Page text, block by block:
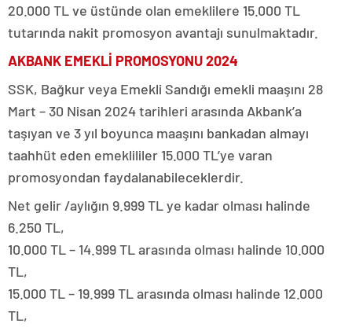
20.000 TL ve üstünde olan emeklilere 15.000 TL
tutarında nakit promosyon avantajı sunulmaktadır.
AKBANK EMEKLİ PROMOSYONU 2024
SSK, Bağkur veya Emekli Sandığı emekli maaşını 28
Mart – 30 Nisan 2024 tarihleri arasında Akbank’a
taşıyan ve 3 yıl boyunca maaşını bankadan almayı
taahhüt eden emeklililer 15.000 TL’ye varan
promosyondan faydalanabileceklerdir.
Net gelir /aylığın 9.999 TL ye kadar olması halinde
6.250 TL,
10.000 TL – 14.999 TL arasında olması halinde 10.000
TL,
15.000 TL – 19.999 TL arasında olması halinde 12.000
TL,